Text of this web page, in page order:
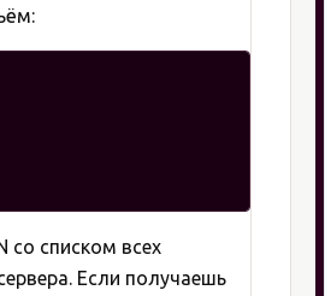
со списком всех
Если получаешь